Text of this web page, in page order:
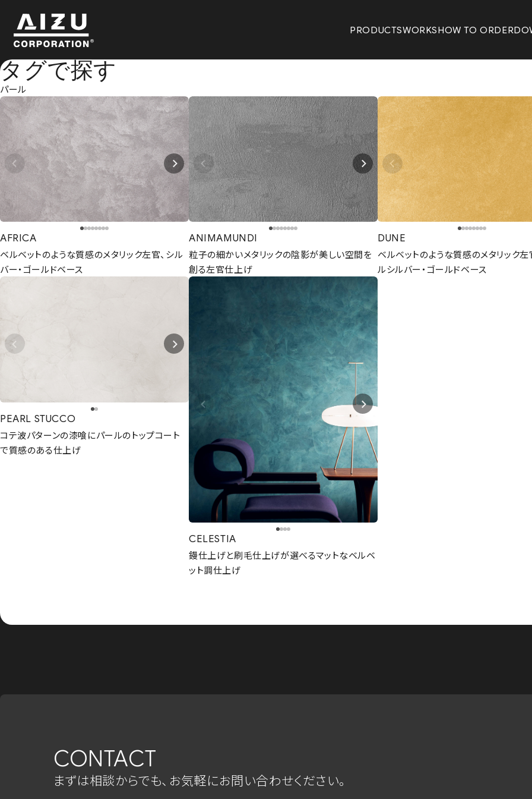
PRODUCTSWORKSHOW TO ORDER
タグで探す
パール
AFRICA
ベルベットのような質感のメタリック左官、シル
バー・ゴールドベース
ANIMAMUNDI
粒子の細かいメタリックの陰影が美しい空間を
創る左官仕上げ
DUNE
ベルベットのような質感のメタリック左
ルシルバー・ゴールドベース
PEARL STUCCO
コテ波パターンの漆喰にパールのトップコート
で質感のある仕上げ
CELESTIA
鏝仕上げと刷毛仕上げが選べるマットなベルベ
ット調仕上げ
CONTACT
まずは相談からでも、お気軽にお問い合わせください。